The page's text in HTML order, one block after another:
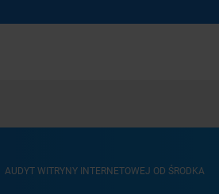
AUDYT WITRYNY INTERNETOWEJ OD ŚRODKA